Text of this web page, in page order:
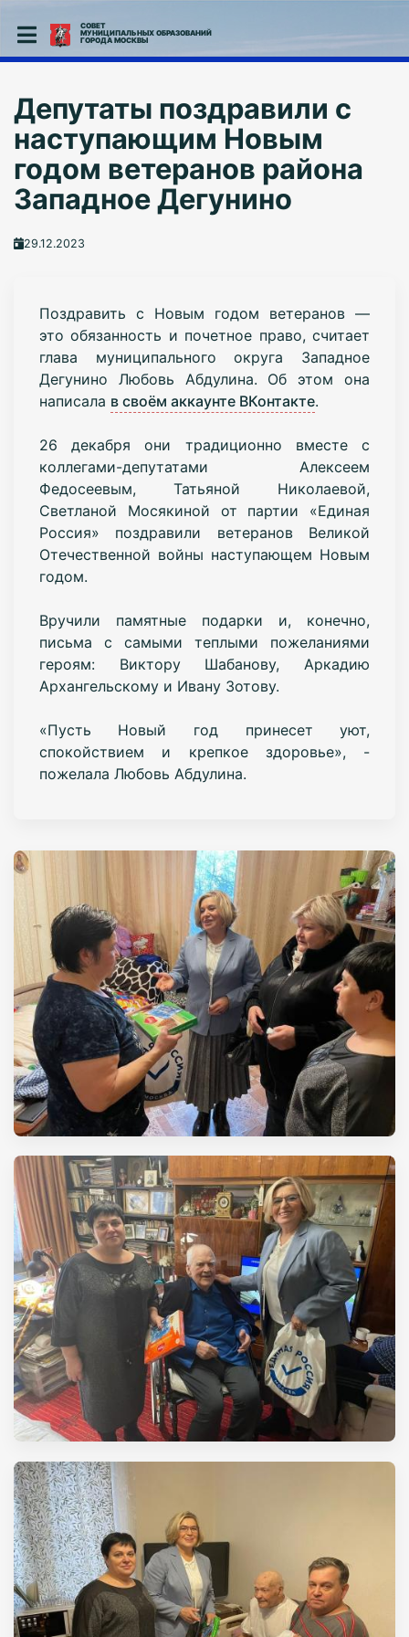
СОВЕТ
МУНИЦИПАЛЬНЫХ ОБРАЗОВАНИЙ
ГОРОДА МОСКВЫ
Депутаты поздравили с
наступающим Новым
годом ветеранов района
Западное Дегунино
29.12.2023
Поздравить с Новым годом ветеранов —
это обязанность и почетное право, считает
глава муниципального округа Западное
Дегунино Любовь Абдулина. Об этом она
написала в своём аккаунте ВКонтакте.
26 декабря они традиционно вместе с
коллегами-депутатами Алексеем
Федосеевым, Татьяной Николаевой,
Светланой Мосякиной от партии «Единая
Россия» поздравили ветеранов Великой
Отечественной войны наступающем Новым
годом.
Вручили памятные подарки и, конечно,
письма с самыми теплыми пожеланиями
героям: Виктору Шабанову, Аркадию
Архангельскому и Ивану Зотову.
«Пусть Новый год принесет уют,
спокойствием и крепкое здоровье», -
пожелала Любовь Абдулина.